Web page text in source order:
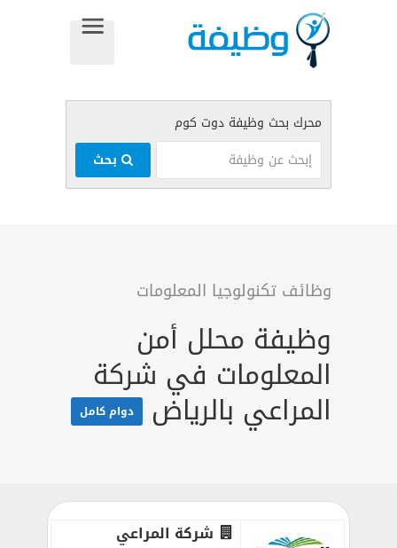
وظائف تكنولوجيا المعلومات
وظيفة محلل أمن
المعلومات في شركة
المراعي بالرياض دوام كامل
شركة المراعي